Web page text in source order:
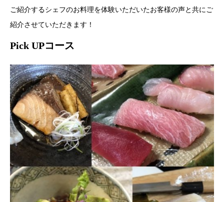
ご紹介するシェフのお料理を体験いただいたお客様の声と共にご
紹介させていただきます！
Pick UPコース